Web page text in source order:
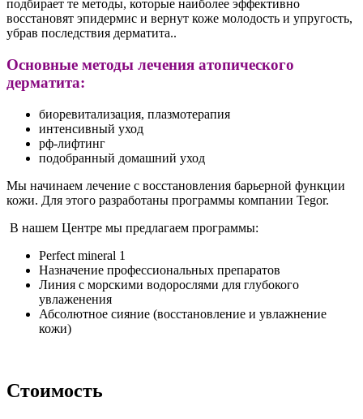
подбирает те методы, которые наиболее эффективно
восстановят эпидермис и вернут коже молодость и упругость,
убрав последствия дерматита..
Основные методы лечения атопического
дерматита:
биоревитализация, плазмотерапия
интенсивный уход
рф-лифтинг
подобранный домашний уход
Мы начинаем лечение с восстановления барьерной функции
кожи. Для этого разработаны программы компании Tegor.
В нашем Центре мы предлагаем программы:
Perfect mineral 1
Назначение профессиональных препаратов
Линия с морскими водорослями для глубокого
увлаженения
Абсолютное сияние (восстановление и увлажнение
кожи)
Стоимость